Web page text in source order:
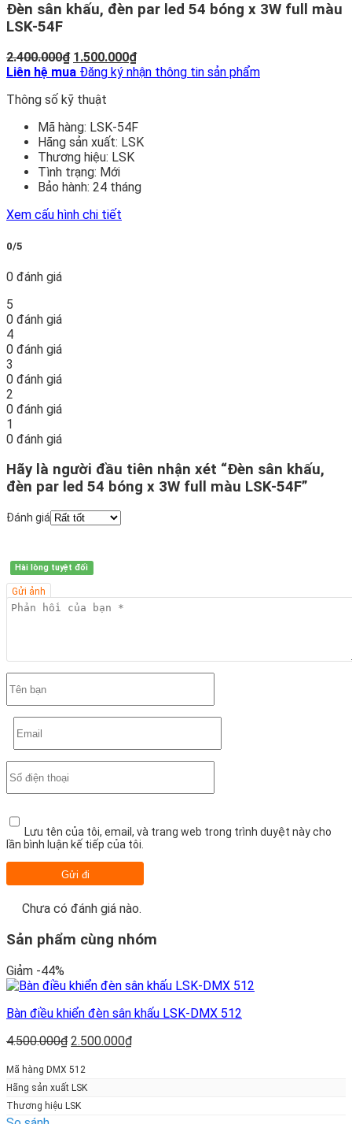
Đèn sân khấu, đèn par led 54 bóng x 3W full màu
LSK-54F
2.400.000₫ Giá
gốc
2.400.000₫.
1.500.000₫Giá
hiện
Liên hệ mua Đăng ký nhận thông tin sản phẩm
Thông số kỹ thuật
Mã hàng: LSK-54F
Hãng sản xuất: LSK
Thương hiệu: LSK
Tình trạng: Mới
Bảo hành: 24 tháng
Xem cấu hình chi tiết
0/5
0 đánh giá
5
0 đánh giá
4
0 đánh giá
3
0 đánh giá
2
0 đánh giá
1
0 đánh giá
Hãy là người đầu tiên nhận xét “Đèn sân khấu,
đèn par led 54 bóng x 3W full màu LSK-54F”
Đánh giá
Hài lòng tuyệt đối
Gửi ảnh
Lưu tên của tôi, email, và trang web trong trình duyệt này cho
lần bình luận kế tiếp của tôi.
Chưa có đánh giá nào.
Sản phẩm cùng nhóm
Giảm -44%
Bàn điều khiển đèn sân khấu LSK-DMX 512
4.500.000₫ Giá
là:
4.500.000₫.
2.500.000₫Giá
Mã hàng DMX 512
Hãng sản xuất LSK
Thương hiệu LSK